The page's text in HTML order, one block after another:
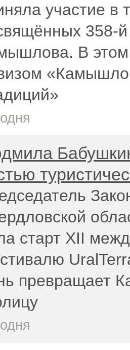
участие в
358-
В этом
старт XII
превращает